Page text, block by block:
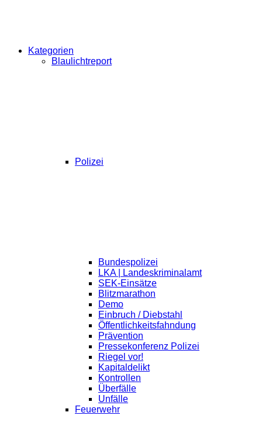
Kategorien
Blaulichtreport
Polizei
Bundespolizei
LKA | Landeskriminalamt
SEK-Einsätze
Blitzmarathon
Demo
Einbruch / Diebstahl
Öffentlichkeitsfahndung
Prävention
Pressekonferenz Polizei
Riegel vor!
Kapitaldelikt
Kontrollen
Überfälle
Unfälle
Feuerwehr